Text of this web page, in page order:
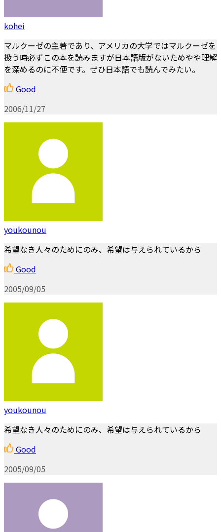
kohei
マルクーゼの主著であり、アメリカの大学ではマルクーゼを
扱う時必ずこの本を読みますが日本語版がないためやや理解
を深めるのに不便です。ぜひ日本語でも読んでみたい。
Good
2006/11/27
youkounou
希望なき人々のためにのみ、希望は与えられているから
Good
2005/09/05
youkounou
希望なき人々のためにのみ、希望は与えられているから
Good
2005/09/05